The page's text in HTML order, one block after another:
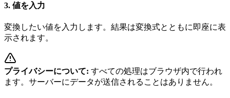
3. 値を入力
変換したい値を入力します。結果は変換式とともに即座に表
示されます。
プライバシーについて: すべての処理はブラウザ内で行われ
ます。サーバーにデータが送信されることはありません。